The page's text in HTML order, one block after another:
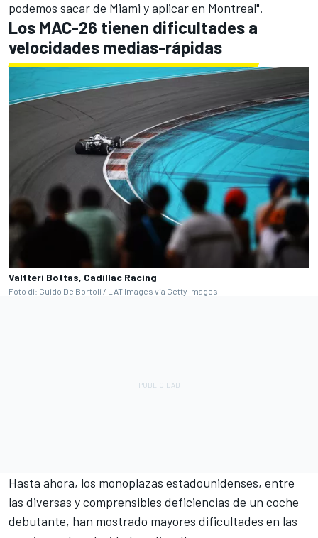
podemos sacar de Miami y aplicar en Montreal".
Los MAC-26 tienen dificultades a
velocidades medias-rápidas
Valtteri Bottas, Cadillac Racing
Foto di: Guido De Bortoli / LAT Images via Getty Images
Hasta ahora, los monoplazas estadounidenses, entre
las diversas y comprensibles deficiencias de un coche
debutante, han mostrado mayores dificultades en las